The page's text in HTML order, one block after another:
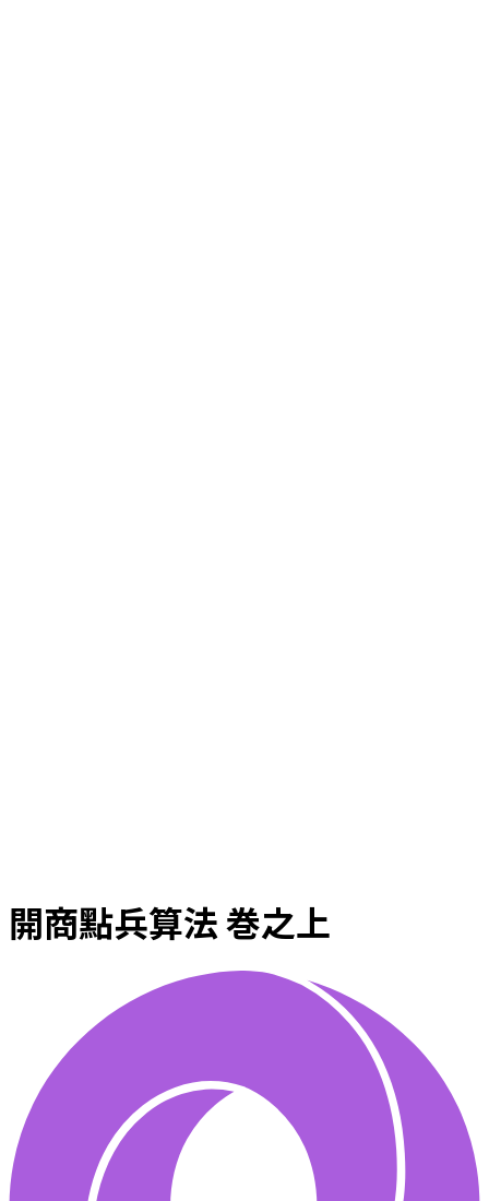
開商點兵算法 巻之上